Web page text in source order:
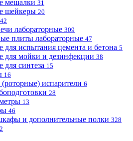
мешалки 31
шейкеры 20
42
лабораторные 309
плиты лабораторные 47
для испытания цемента и бетона 5
для мойки и дезинфекции 38
для синтеза 15
16
испарители 6
28
13
46
и дополнительные полки 328